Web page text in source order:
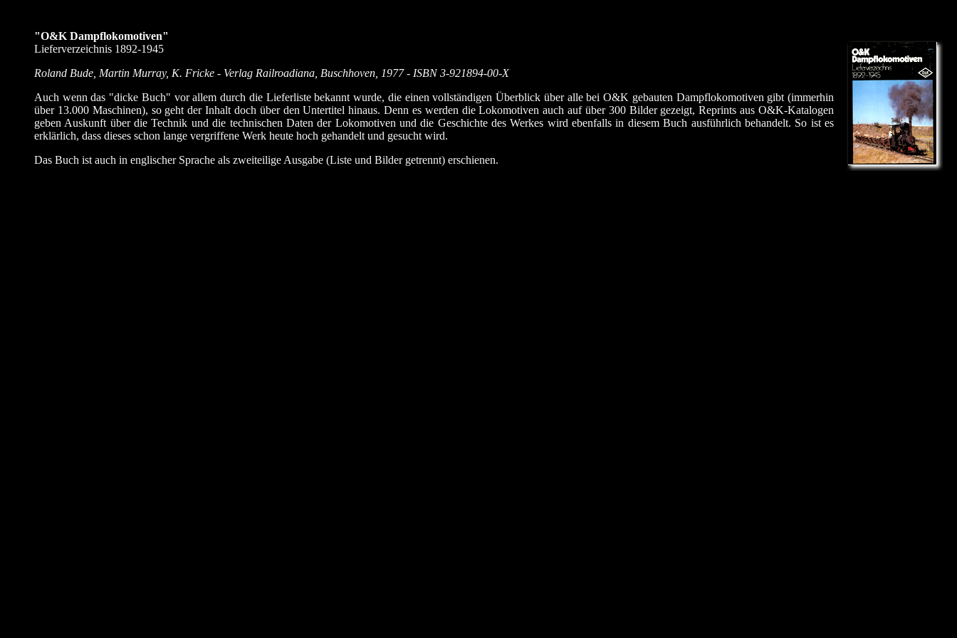
"O&K Dampflokomotiven"
Lieferverzeichnis 1892-1945
Roland Bude, Martin Murray, K. Fricke - Verlag Railroadiana, Buschhoven, 1977 - ISBN 3-921894-00-X
Auch wenn das "dicke Buch" vor allem durch die Lieferliste bekannt wurde, die einen vollständigen Überblick über alle bei O&K gebauten Dampflokomotiven gibt (immerhin
über 13.000 Maschinen), so geht der Inhalt doch über den Untertitel hinaus. Denn es werden die Lokomotiven auch auf über 300 Bilder gezeigt, Reprints aus O&K-Katalogen
geben Auskunft über die Technik und die technischen Daten der Lokomotiven und die Geschichte des Werkes wird ebenfalls in diesem Buch ausführlich behandelt. So ist es
erklärlich, dass dieses schon lange vergriffene Werk heute hoch gehandelt und gesucht wird.
Das Buch ist auch in englischer Sprache als zweiteilige Ausgabe (Liste und Bilder getrennt) erschienen.